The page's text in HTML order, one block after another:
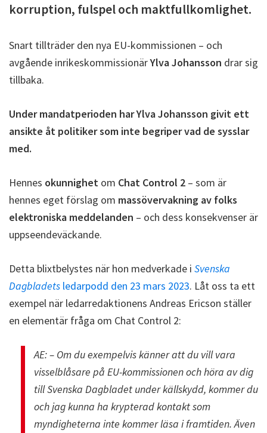
korruption, fulspel och maktfullkomlighet.
Snart tillträder den nya EU-kommissionen – och
avgående inrikeskommissionärYlva Johansson drar sig
tillbaka.
Under mandatperioden har Ylva Johansson givit ett
ansikte åt politiker som inte begriper vad de sysslar
med.
Hennes okunnighet om Chat Control 2 – som är
hennes eget förslag om massövervakning av folks
elektroniska meddelanden – och dess konsekvenser är
uppseendeväckande.
Detta blixtbelystes när hon medverkade i Svenska
Dagbladets ledarpodd den 23 mars 2023. Låt oss ta ett
exempel när ledarredaktionens Andreas Ericson ställer
en elementär fråga om Chat Control 2:
AE: – Om du exempelvis känner att du vill vara
visselblåsare på EU-kommissionen och höra av dig
till Svenska Dagbladet under källskydd, kommer du
och jag kunna ha krypterad kontakt som
myndigheterna inte kommer läsa i framtiden. Även